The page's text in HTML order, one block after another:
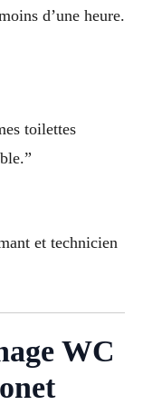
d’une heure.
toilettes
et technicien
WC